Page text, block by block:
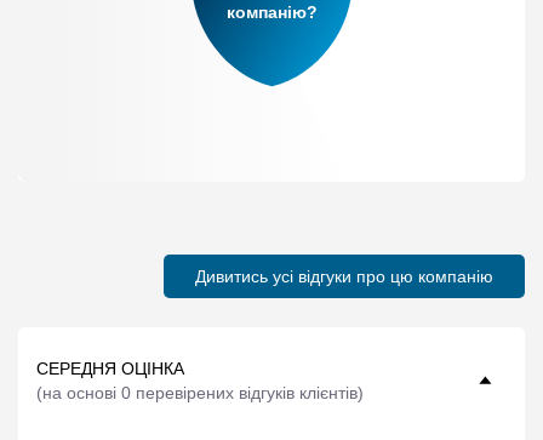
компанію?
Дивитись усі відгуки про цю компанію
СЕРЕДНЯ ОЦІНКА
(на основі 0 перевірених відгуків клієнтів)